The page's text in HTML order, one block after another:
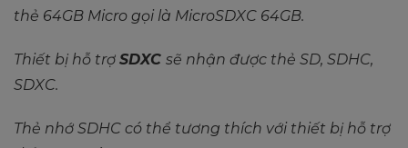
thẻ 64GB Micro gọi là MicroSDXC 64GB.
Thiết bị hỗ trợ SDXC sẽ nhận được thẻ SD, SDHC,
SDXC.
Thẻ nhớ SDHC có thể tương thích với thiết bị hỗ trợ